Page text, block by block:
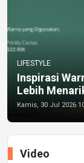
LIFESTYLE
Inspirasi
Lebih
Kamis, 30 Jul 2026
Video